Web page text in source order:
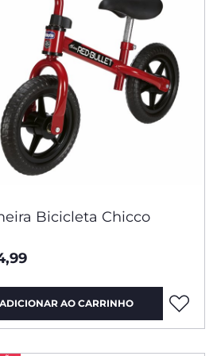
Bicicleta Chicco
ADICIONAR AO CARRINHO